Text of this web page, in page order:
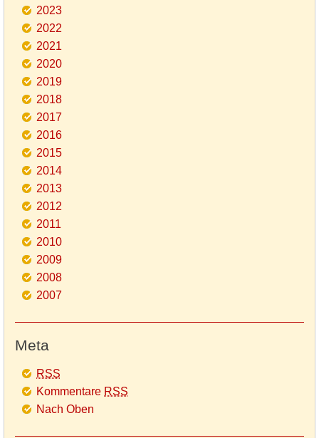
2023
2022
2021
2020
2019
2018
2017
2016
2015
2014
2013
2012
2011
2010
2009
2008
2007
Meta
RSS
Kommentare RSS
Nach Oben